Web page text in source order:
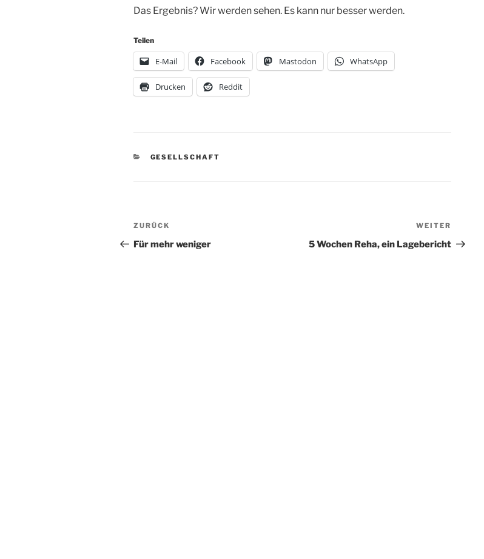
Das Ergebnis? Wir werden sehen. Es kann nur besser werden.
Teilen
E-Mail Facebook Mastodon WhatsApp
Drucken Reddit
KATEGORIEN
GESELLSCHAFT
Beitragsnavigation
Vorheriger
Beitrag
ZURÜCK
Für mehr weniger
Beitrag
WEITER
5 Wochen Reha, ein Lagebericht